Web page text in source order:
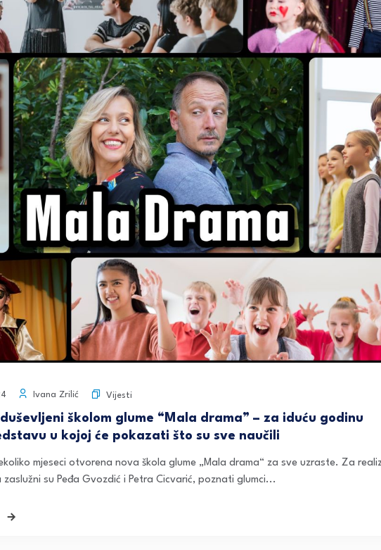
Ivana Zrilić Vijesti
školom glume “Mala drama” – za iduću godinu
u kojoj će pokazati što su sve naučili
mjeseci otvorena nova škola glume „Mala drama“ za sve uzraste. Za
su Peđa Gvozdić i Petra Cicvarić, poznati glumci...